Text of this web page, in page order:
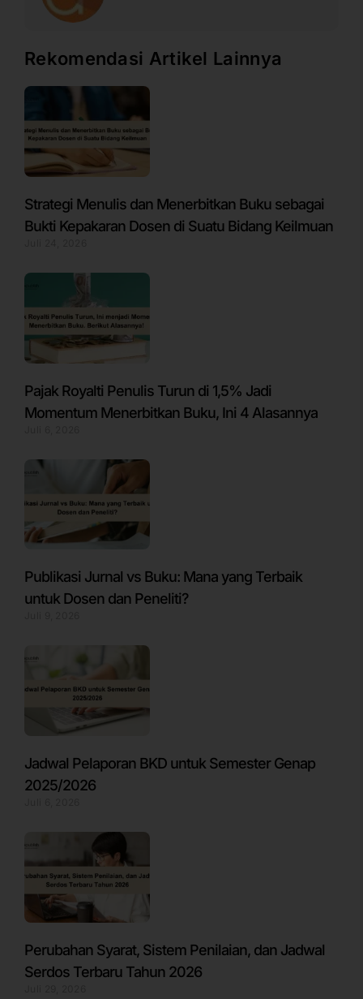
Rekomendasi Artikel Lainnya
Strategi Menulis dan Menerbitkan Buku sebagai
Bukti Kepakaran Dosen di Suatu Bidang Keilmuan
Pajak Royalti Penulis Turun di 1,5% Jadi
Momentum Menerbitkan Buku, Ini 4 Alasannya
Publikasi Jurnal vs Buku: Mana yang Terbaik
untuk Dosen dan Peneliti?
Jadwal Pelaporan BKD untuk Semester Genap
2025/2026
Perubahan Syarat, Sistem Penilaian, dan Jadwal
Serdos Terbaru Tahun 2026